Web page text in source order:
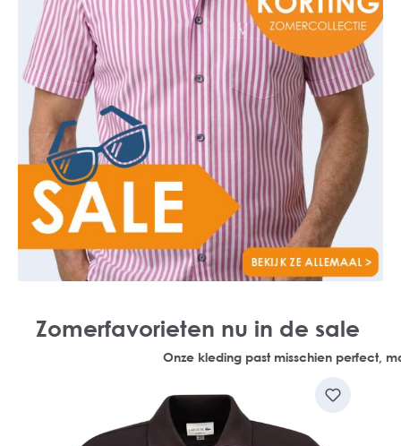
Onze kleding past misschien perfect,
Zomerfavorieten nu in de sale